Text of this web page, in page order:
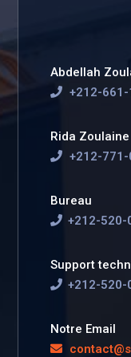
Abdellah
+212-
Rida Zoulaine
+212-
Bureau
+212-520-
Support
+212-520-
Notre Email